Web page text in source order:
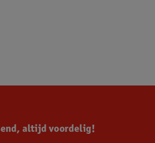
altijd voordelig!